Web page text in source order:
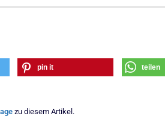
pin it teilen
zu diesem Artikel.